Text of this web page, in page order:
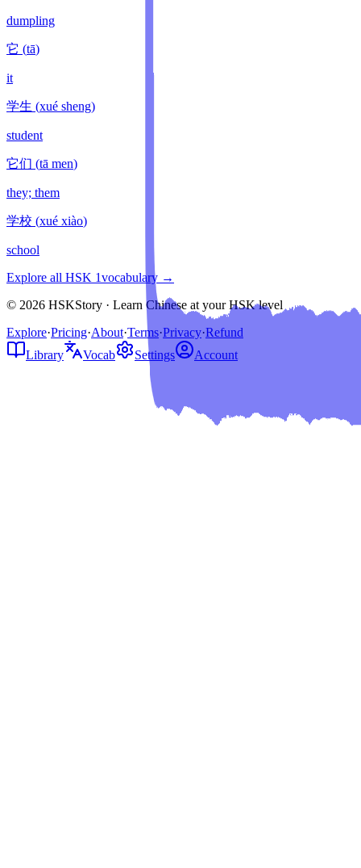
dumpling
它 (tā)
it
学生 (xué sheng)
student
它们 (tā men)
they; them
学校 (xué xiào)
school
Explore all HSK 1vocabulary →
© 2026 HSKStory · Learn Chinese at your HSK level
Explore·Pricing·About·Terms·Privacy·Refund
Library
Vocab Settings Account